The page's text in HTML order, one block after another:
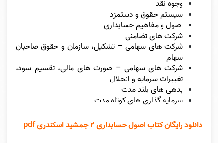
وجوه نقد
سیستم حقوق و دستمزد
اصول و مفاهیم حسابداری
شرکت های تضامنی
شرکت های سهامی – تشکیل، سازمان و حقوق صاحبان
سهام
شرکت های سهامی – صورت های مالی، تقسیم سود،
تغییرات سرمایه و انحلال
بدهی های بلند مدت
سرمایه گذاری های کوتاه مدت
دانلود رایگان کتاب اصول حسابداری ۲ جمشید اسکندری pdf